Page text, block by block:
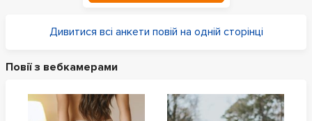
Дивитися всі анкети повій на одній сторінці
Повії з вебкамерами